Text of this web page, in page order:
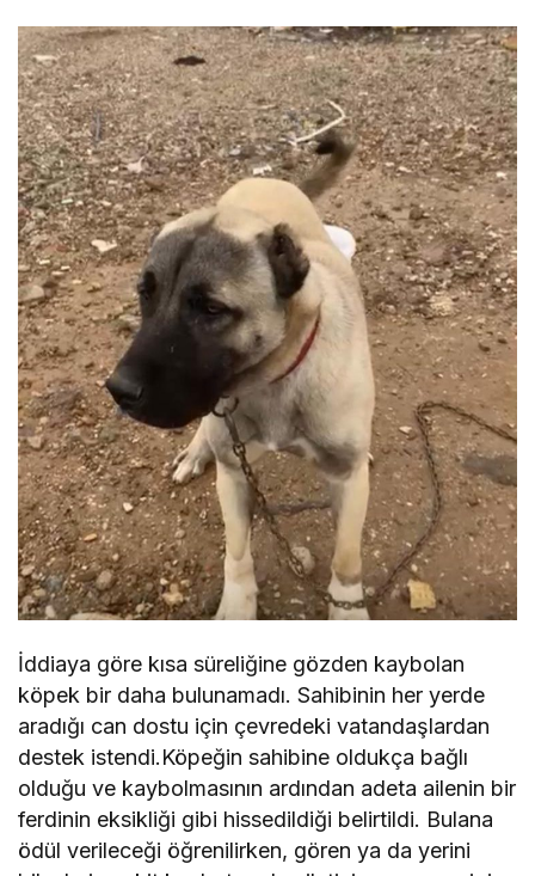
İddiaya göre kısa süreliğine gözden kaybolan
köpek bir daha bulunamadı. Sahibinin her yerde
aradığı can dostu için çevredeki vatandaşlardan
destek istendi.Köpeğin sahibine oldukça bağlı
olduğu ve kaybolmasının ardından adeta ailenin bir
ferdinin eksikliği gibi hissedildiği belirtildi. Bulana
ödül verileceği öğrenilirken, gören ya da yerini